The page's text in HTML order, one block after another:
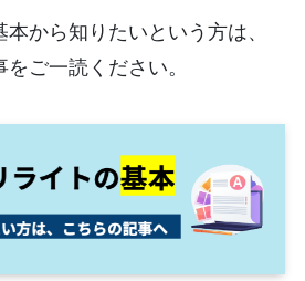
から知りたいという方は、
ご一読ください。